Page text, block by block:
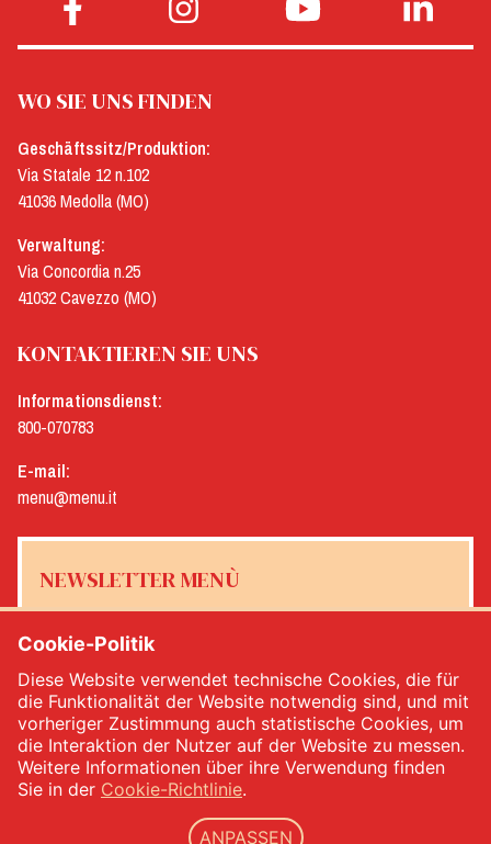
WO SIE UNS FINDEN
Geschäftssitz/Produktion:
Via Statale 12 n.102
41036 Medolla (MO)
Verwaltung:
Via Concordia n.25
41032 Cavezzo (MO)
KONTAKTIEREN SIE UNS
Informationsdienst:
800-070783
E-mail:
menu@menu.it
NEWSLETTER MENÙ
Ja, ich möchte den Newsletter von Menù erhalten*
MELDEN SIE SICH AN
Cookie-Politik
Diese Website verwendet technische Cookies, die für
die Funktionalität der Website notwendig sind, und mit
vorheriger Zustimmung auch statistische Cookies, um
die Interaktion der Nutzer auf der Website zu messen.
Weitere Informationen über ihre Verwendung finden
Sie in der Cookie-Richtlinie.
ANPASSEN